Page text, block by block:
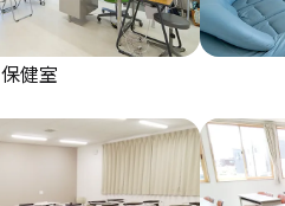
保健室